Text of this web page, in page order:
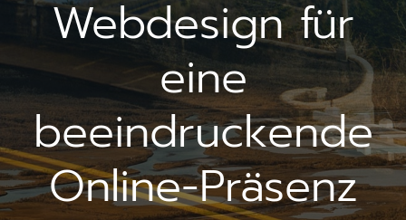
Webdesign für
eine
beeindruckende
Online-Präsenz